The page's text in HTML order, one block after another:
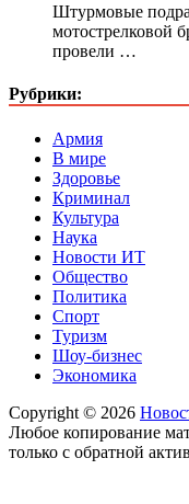
Штурмовые
мотострелковой
провели …
Рубрики:
Армия
В мире
Здоровье
Криминал
Культура
Наука
Новости ИТ
Общество
Политика
Спорт
Туризм
Шоу-бизнес
Экономика
Copyright © 2026
Любое копирование
только с обратной